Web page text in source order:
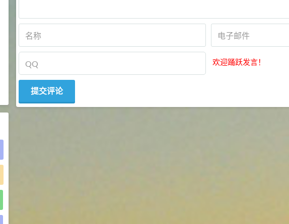
欢迎踊跃发言！
34.8 10 DL-蛋氨酸 99%